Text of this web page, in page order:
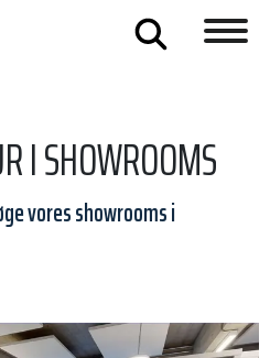
I SHOWROOMS
vores showrooms i